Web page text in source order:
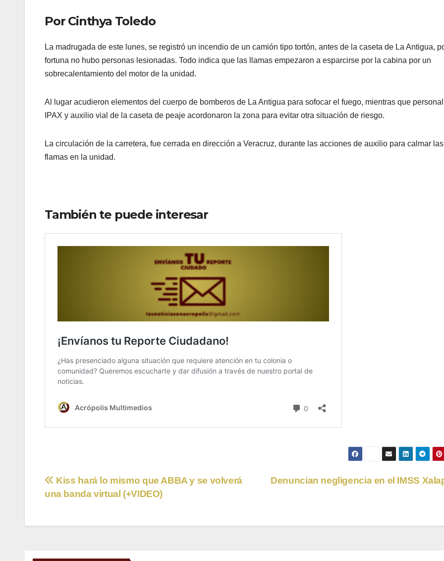
Por Cinthya Toledo
La madrugada de este lunes, se registró un incendio de un camión tipo tortón, antes de la caseta de La Antigua,
fortuna no hubo personas lesionadas. Todo indica que las llamas empezaron a esparcirse por la cabina por un
sobrecalentamiento del motor de la unidad.
Al lugar acudieron elementos del cuerpo de bomberos de La Antigua para sofocar el fuego, mientras que
IPAX y auxilio vial de la caseta de peaje acordonaron la zona para evitar otra situación de riesgo.
La circulación de la carretera, fue cerrada en dirección a Veracruz, durante las acciones de auxilio para calmar las
flamas en la unidad.
También te puede interesar
Navegación
entradas
Denuncian negligencia en el IMSS
Kiss hará lo mismo que ABBA y se volverá
una banda virtual (+VIDEO)